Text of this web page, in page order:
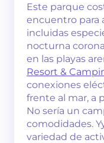
Este parque
encuentro para
incluidas
nocturna
en las playas
Resort &
conexiones
frente al mar, a
No sería un
comodidades.
variedad de